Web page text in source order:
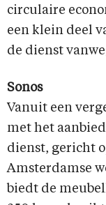
circulaire
een klein deel
de dienst
Sonos
Vanuit een
met het
dienst, gericht
Amsterdamse
biedt de